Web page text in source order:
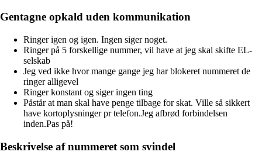
Gentagne opkald uden kommunikation
Ringer igen og igen. Ingen siger noget.
Ringer på 5 forskellige nummer, vil have at jeg skal skifte EL-
selskab
Jeg ved ikke hvor mange gange jeg har blokeret nummeret de
ringer alligevel
Ringer konstant og siger ingen ting
Påstår at man skal have penge tilbage for skat. Ville så sikkert
have kortoplysninger pr telefon.Jeg afbrød forbindelsen
inden.Pas på!
Beskrivelse af nummeret som svindel